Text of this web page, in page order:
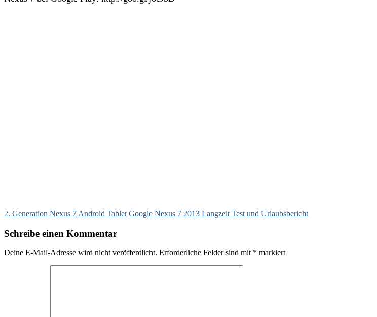
2. Generation Nexus 7 Android Tablet Google Nexus 7 2013 Langzeit Test und Urlaubsbericht
Schreibe einen Kommentar
Deine E-Mail-Adresse wird nicht veröffentlicht. Erforderliche Felder sind mit * markiert